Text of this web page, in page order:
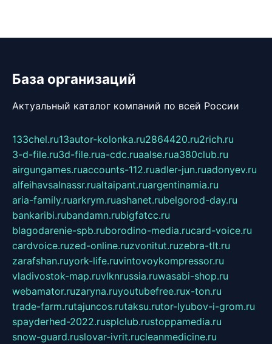
База организаций
Актуальный каталог компаний по всей России
133chel.ru13autor-kolonka.ru2864420.ru2rich.ru
3-d-file.ru3d-file.rua-cdc.ruaalse.rua380club.ru
airgungames.ruaccounts-112.ruadler-jun.ruadonyev.ru
alfeihavsalnassr.rualtaipant.ruargentinamia.ru
aria-family.ruarkrym.ruashanet.rubelgorod-day.ru
bankaribi.rubandamn.rubigfatcc.ru
blagodarenie-spb.ruborodino-media.rucard-voice.ru
cardvoice.ruzed-online.ruzvonitut.ruzebra-tlt.ru
zarafshan.ruyork-life.ruvintovoykompressor.ru
vladivostok-map.ruvlknrussia.ruwasabi-shop.ru
webamator.ruzaryna.ruyoutubefree.rux-ton.ru
trade-farm.rutajuncos.rutaksu.rutor-lyubov-i-grom.ru
spayderhed-2022.rusplclub.rustoppamedia.ru
snow-guard.ruslovar-ivrit.rucleanmedicine.ru